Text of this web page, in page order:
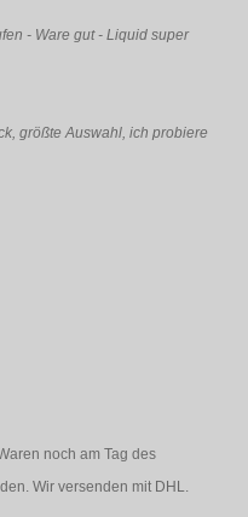
- Ware gut - Liquid super
größte Auswahl, ich probiere
noch am Tag des
Wir versenden mit DHL.